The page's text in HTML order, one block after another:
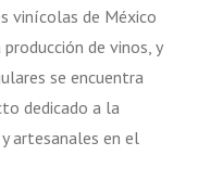
vinícolas de México
de vinos, y
se encuentra
dedicado a la
artesanales en el